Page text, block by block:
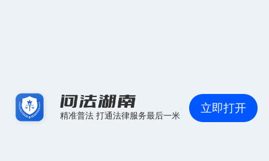
精准普法 打通法律服务最后一米
立即打开